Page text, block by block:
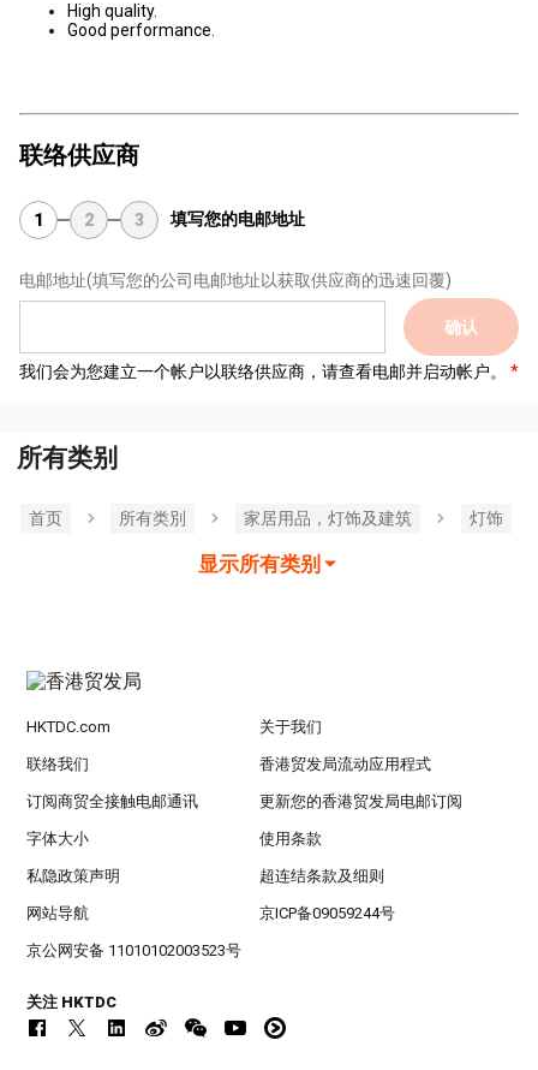
High quality.
Good performance.
联络供应商
1 2 3 填写您的电邮地址
电邮地址(填写您的公司电邮地址以获取供应商的迅速回覆)
确认
我们会为您建立一个帐户以联络供应商，请查看电邮并启动帐户。
所有类别
首页 所有类別 家居用品，灯饰及建筑 灯饰
显示所有类别
HKTDC.com 关于我们
联络我们 香港贸发局流动应用程式
订阅商贸全接触电邮通讯 更新您的香港贸发局电邮订阅
字体大小 使用条款
私隐政策声明 超连结条款及细则
网站导航 京ICP备09059244号
京公网安备 11010102003523号
关注 HKTDC